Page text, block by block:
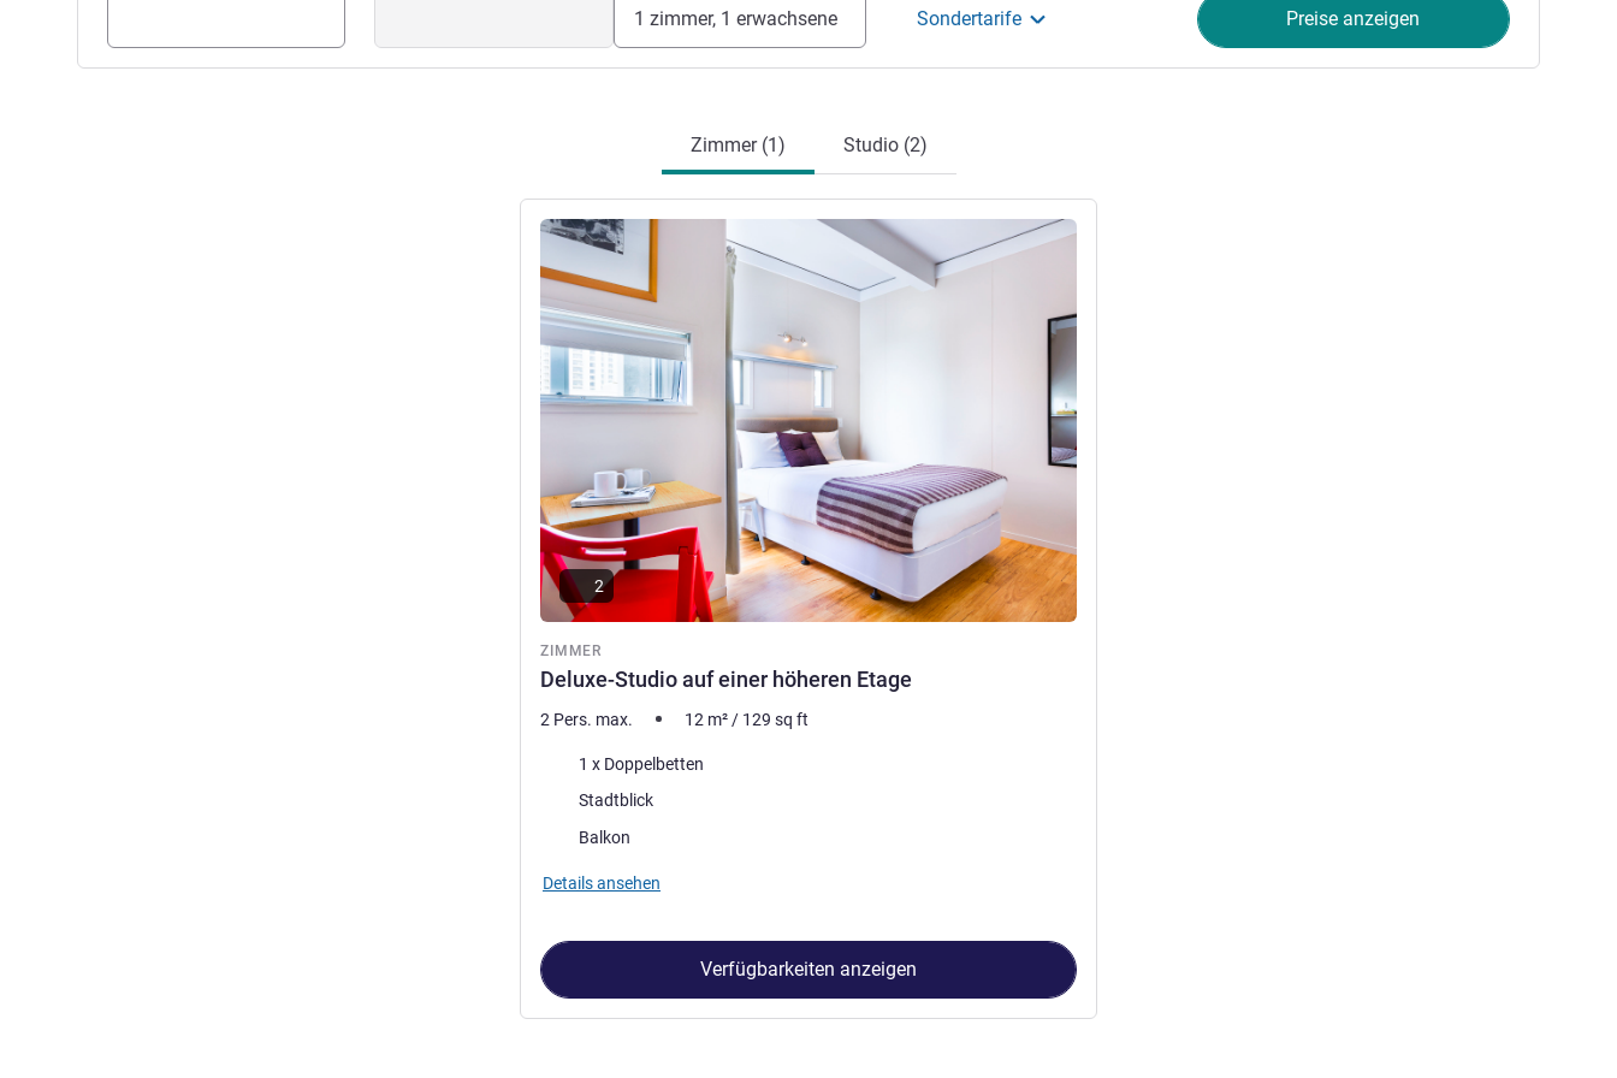
1 zimmer, 1 erwachsene Sondertarife Preise anzeigen
Zimmer (1) Studio (2)
ZIMMER
Deluxe-Studio auf einer höheren Etage
Details ansehen
2
2 Pers. max. 12 m² / 129 sq ft
Bettwäsche
1 x Doppelbetten
Aussicht:Stadtblick
Vorteile der Unterkunft :
Balkon
Details ansehen
Verfügbarkeiten anzeigen